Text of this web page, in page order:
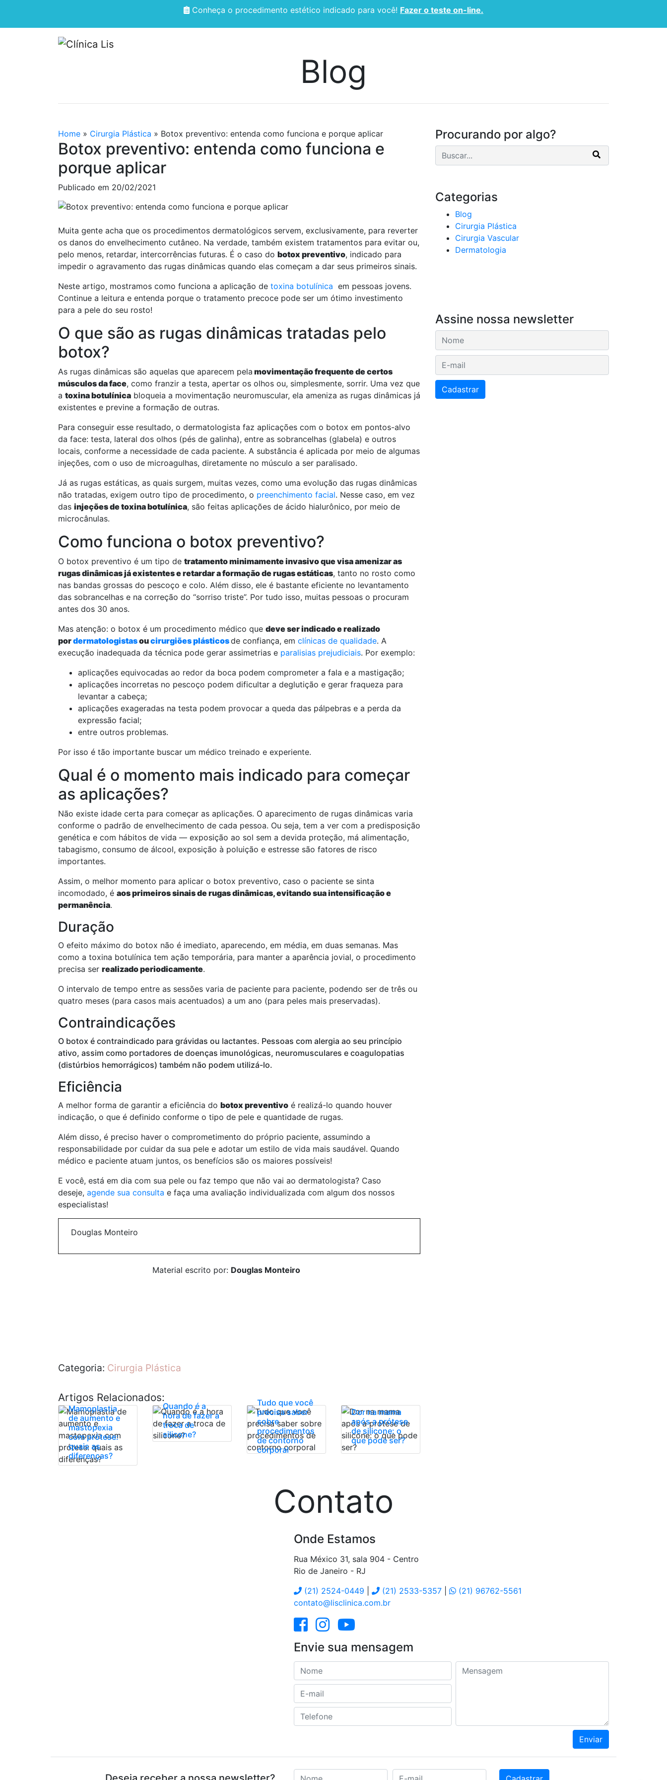
Conheça o procedimento estético indicado para você! Fazer o teste on-line.
Blog
Home » Cirurgia Plástica » Botox preventivo: entenda como funciona e porque aplicar
Botox preventivo: entenda como funciona e
porque aplicar
Publicado em 20/02/2021
Muita gente acha que os procedimentos dermatológicos servem, exclusivamente, para reverter
os danos do envelhecimento cutâneo. Na verdade, também existem tratamentos para evitar ou,
pelo menos, retardar, intercorrências futuras. É o caso do botox preventivo, indicado para
impedir o agravamento das rugas dinâmicas quando elas começam a dar seus primeiros sinais.
Neste artigo, mostramos como funciona a aplicação de toxina botulínica em pessoas jovens.
Continue a leitura e entenda porque o tratamento precoce pode ser um ótimo investimento
para a pele do seu rosto!
O que são as rugas dinâmicas tratadas pelo
botox?
As rugas dinâmicas são aquelas que aparecem pela movimentação frequente de certos
músculos da face, como franzir a testa, apertar os olhos ou, simplesmente, sorrir. Uma vez que
a toxina botulínica bloqueia a movimentação neuromuscular, ela ameniza as rugas dinâmicas já
existentes e previne a formação de outras.
Para conseguir esse resultado, o dermatologista faz aplicações com o botox em pontos-alvo
da face: testa, lateral dos olhos (pés de galinha), entre as sobrancelhas (glabela) e outros
locais, conforme a necessidade de cada paciente. A substância é aplicada por meio de algumas
injeções, com o uso de microagulhas, diretamente no músculo a ser paralisado.
Já as rugas estáticas, as quais surgem, muitas vezes, como uma evolução das rugas dinâmicas
não tratadas, exigem outro tipo de procedimento, o preenchimento facial. Nesse caso, em vez
das injeções de toxina botulínica, são feitas aplicações de ácido hialurônico, por meio de
microcânulas.
Como funciona o botox preventivo?
O botox preventivo é um tipo de tratamento minimamente invasivo que visa amenizar as
rugas dinâmicas já existentes e retardar a formação de rugas estáticas, tanto no rosto como
nas bandas grossas do pescoço e colo. Além disso, ele é bastante eficiente no levantamento
das sobrancelhas e na correção do “sorriso triste”. Por tudo isso, muitas pessoas o procuram
antes dos 30 anos.
Mas atenção: o botox é um procedimento médico que deve ser indicado e realizado
pordermatologistasoucirurgiões plásticosde confiança, em clínicas de qualidade. A
execução inadequada da técnica pode gerar assimetrias e paralisias prejudiciais. Por exemplo:
aplicações equivocadas ao redor da boca podem comprometer a fala e a mastigação;
aplicações incorretas no pescoço podem dificultar a deglutição e gerar fraqueza para
levantar a cabeça;
aplicações exageradas na testa podem provocar a queda das pálpebras e a perda da
expressão facial;
entre outros problemas.
Por isso é tão importante buscar um médico treinado e experiente.
Qual é o momento mais indicado para começar
as aplicações?
Não existe idade certa para começar as aplicações. O aparecimento de rugas dinâmicas varia
conforme o padrão de envelhecimento de cada pessoa. Ou seja, tem a ver com a predisposição
genética e com hábitos de vida — exposição ao sol sem a devida proteção, má alimentação,
tabagismo, consumo de álcool, exposição à poluição e estresse são fatores de risco
importantes.
Assim, o melhor momento para aplicar o botox preventivo, caso o paciente se sinta
incomodado, é aos primeiros sinais de rugas dinâmicas, evitando sua intensificação e
permanência.
Duração
O efeito máximo do botox não é imediato, aparecendo, em média, em duas semanas. Mas
como a toxina botulínica tem ação temporária, para manter a aparência jovial, o procedimento
precisa ser realizado periodicamente.
O intervalo de tempo entre as sessões varia de paciente para paciente, podendo ser de três ou
quatro meses (para casos mais acentuados) a um ano (para peles mais preservadas).
Contraindicações
O botox é contraindicado para grávidas ou lactantes. Pessoas com alergia ao seu princípio
ativo, assim como portadores de doenças imunológicas, neuromusculares e coagulopatias
(distúrbios hemorrágicos) também não podem utilizá-lo.
Eficiência
A melhor forma de garantir a eficiência do botox preventivo é realizá-lo quando houver
indicação, o que é definido conforme o tipo de pele e quantidade de rugas.
Além disso, é preciso haver o comprometimento do próprio paciente, assumindo a
responsabilidade por cuidar da sua pele e adotar um estilo de vida mais saudável. Quando
médico e paciente atuam juntos, os benefícios são os maiores possíveis!
E você, está em dia com sua pele ou faz tempo que não vai ao dermatologista? Caso
deseje, agende sua consulta e faça uma avaliação individualizada com algum dos nossos
especialistas!
Douglas Monteiro
Material escrito por: Douglas Monteiro
Categoria: Cirurgia Plástica
Artigos Relacionados:
Mamoplastia
de aumento e
mastopexia
com prótese:
quais as
diferenças?
Quando é a
hora de fazer a
troca de
silicone?
Tudo que você
precisa saber
sobre
procedimentos
de contorno
corporal
Dor na mama
após a prótese
de silicone: o
que pode ser?
Procurando por algo?
Categorias
Blog
Cirurgia Plástica
Cirurgia Vascular
Dermatologia
Assine nossa newsletter
E-mail
Cadastrar
Contato
Onde Estamos
Rua México 31, sala 904 - Centro
Rio de Janeiro - RJ
(21) 2524-0449
(21) 2533-5357
(21) 96762-5561
contato@lisclinica.com.br
Envie sua mensagem
Nome
E-mail
Telefone
Mensagem
Enviar
E-mail